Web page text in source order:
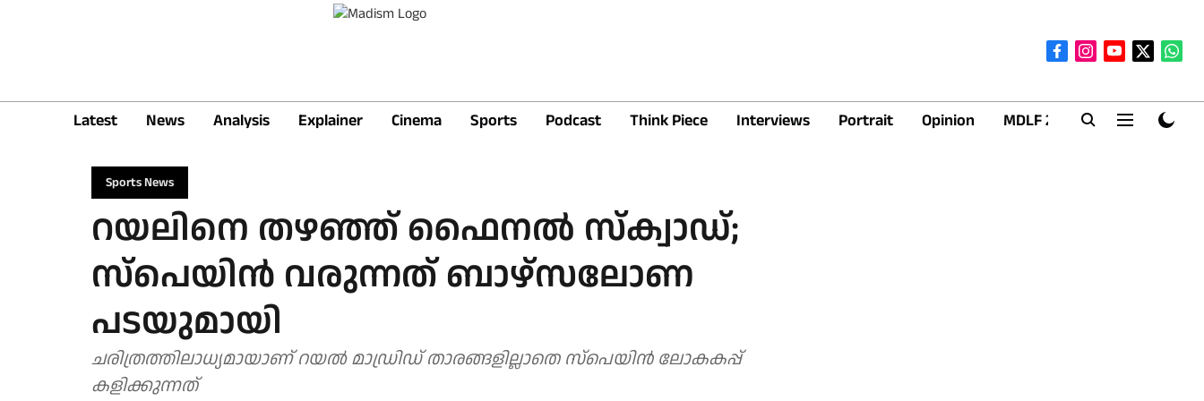
Latest News Analysis Explainer Cinema Sports Podcast Think Piece Interviews Portrait Opinion MDLF 2026
Sports News
റയലിനെ തഴഞ്ഞ് ഫൈനല്‍ സ്‌ക്വാഡ്;
സ്‌പെയിന്‍ വരുന്നത് ബാഴ്‌സലോണ
പടയുമായി
ചരിത്രത്തിലാധ്യമായാണ് റയല്‍ മാഡ്രിഡ് താരങ്ങളില്ലാതെ സ്‌പെയിന്‍ ലോകകപ്പ്
കളിക്കുന്നത്